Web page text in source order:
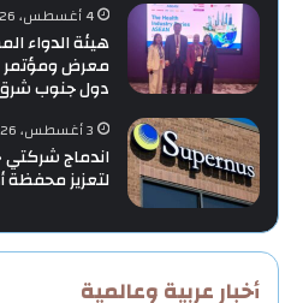
4 أغسطس، 2026
هيئة الدواء
معرض ومؤتمر
دول جنوب شرق
3 أغسطس، 2026
اندماج شركتي
لتعزيز
أخبار عربية وعالمية